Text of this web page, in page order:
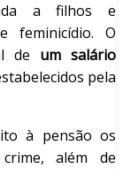
a filhos e
feminicídio. O
de um salário
pela
à pensão os
além de